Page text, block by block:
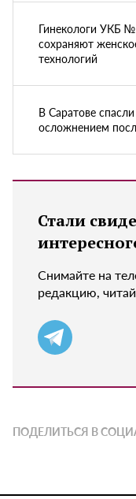
Гинекологи УКБ №
сохраняют
технологий
В Саратове
осложнением
Стали
Снимайте на
редакцию,
ПОДЕЛИТЬСЯ В